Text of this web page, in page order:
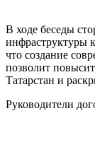
В ходе беседы
инфраструктуры
что создание
позволит
Татарстан и
Руководители